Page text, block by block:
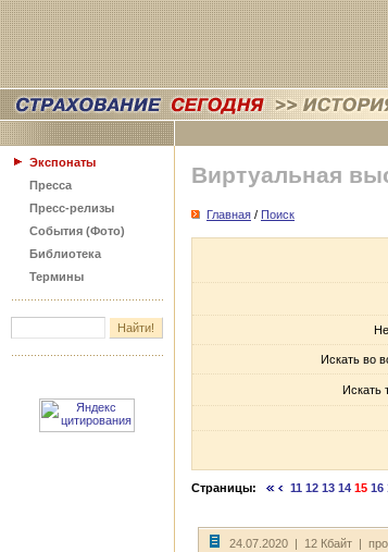
Экспонаты
Пресса
Пресс-релизы
События (Фото)
Библиотека
Термины
Виртуальная
Главная / Поиск
Искать во
Искать
Страницы: 11 12 13 14 15 16
24.07.2020 | 12 Кбайт |